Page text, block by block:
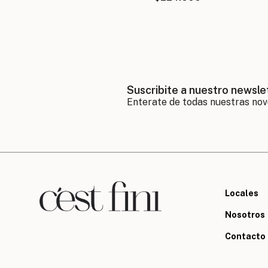
Suscribite a nuestro
Locales
Nosotros
Contacto